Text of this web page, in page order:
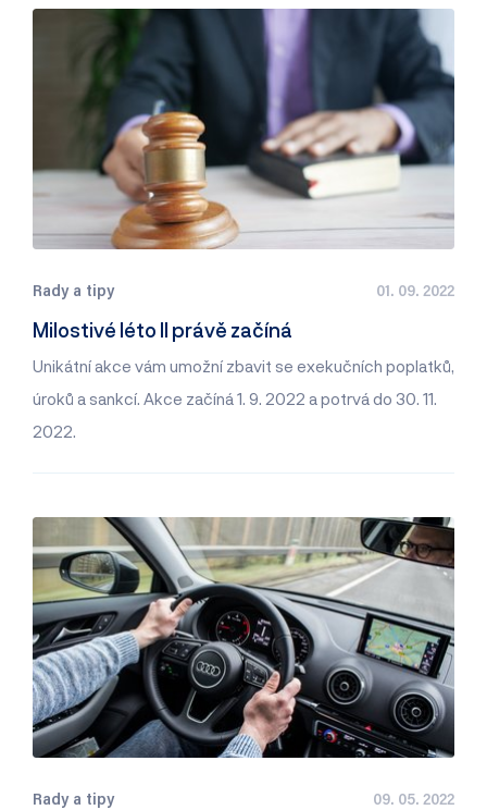
Rady a tipy 01. 09. 2022
Milostivé léto II právě začíná
Unikátní akce vám umožní zbavit se exekučních poplatků,
úroků a sankcí. Akce začíná 1. 9. 2022 a potrvá do 30. 11.
2022.
Rady a tipy 09. 05. 2022